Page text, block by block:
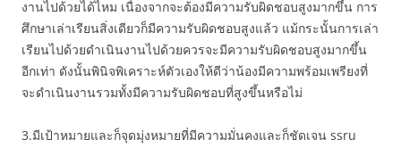
งานไปด้วยได้ไหม เนื่องจากจะต้องมีความรับผิดชอบสูงมากขึ้น การ
ศึกษาเล่าเรียนสิ่งเดียวก็มีความรับผิดชอบสูงแล้ว แม้กระนั้นการเล่า
เรียนไปด้วยดำเนินงานไปด้วยควรจะมีความรับผิดชอบสูงมากขึ้น
อีกเท่า ดังนั้นพินิจพิเคราะห์ตัวเองให้ดีว่าน้องมีความพร้อมเพรียงที่
จะดำเนินงานรวมทั้งมีความรับผิดชอบที่สูงขึ้นหรือไม่
3.มีเป้าหมายและก็จุดมุ่งหมายที่มีความมั่นคงและก็ชัดเจน ssru